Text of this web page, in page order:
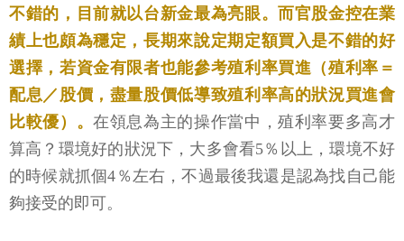
不錯的，目前就以台新金最為亮眼。而官股金控在業
績上也頗為穩定，長期來說定期定額買入是不錯的好
選擇，若資金有限者也能參考殖利率買進（殖利率＝
配息／股價，盡量股價低導致殖利率高的狀況買進會
比較優）。在領息為主的操作當中，殖利率要多高才
算高？環境好的狀況下，大多會看5％以上，環境不好
的時候就抓個4％左右，不過最後我還是認為找自己能
夠接受的即可。